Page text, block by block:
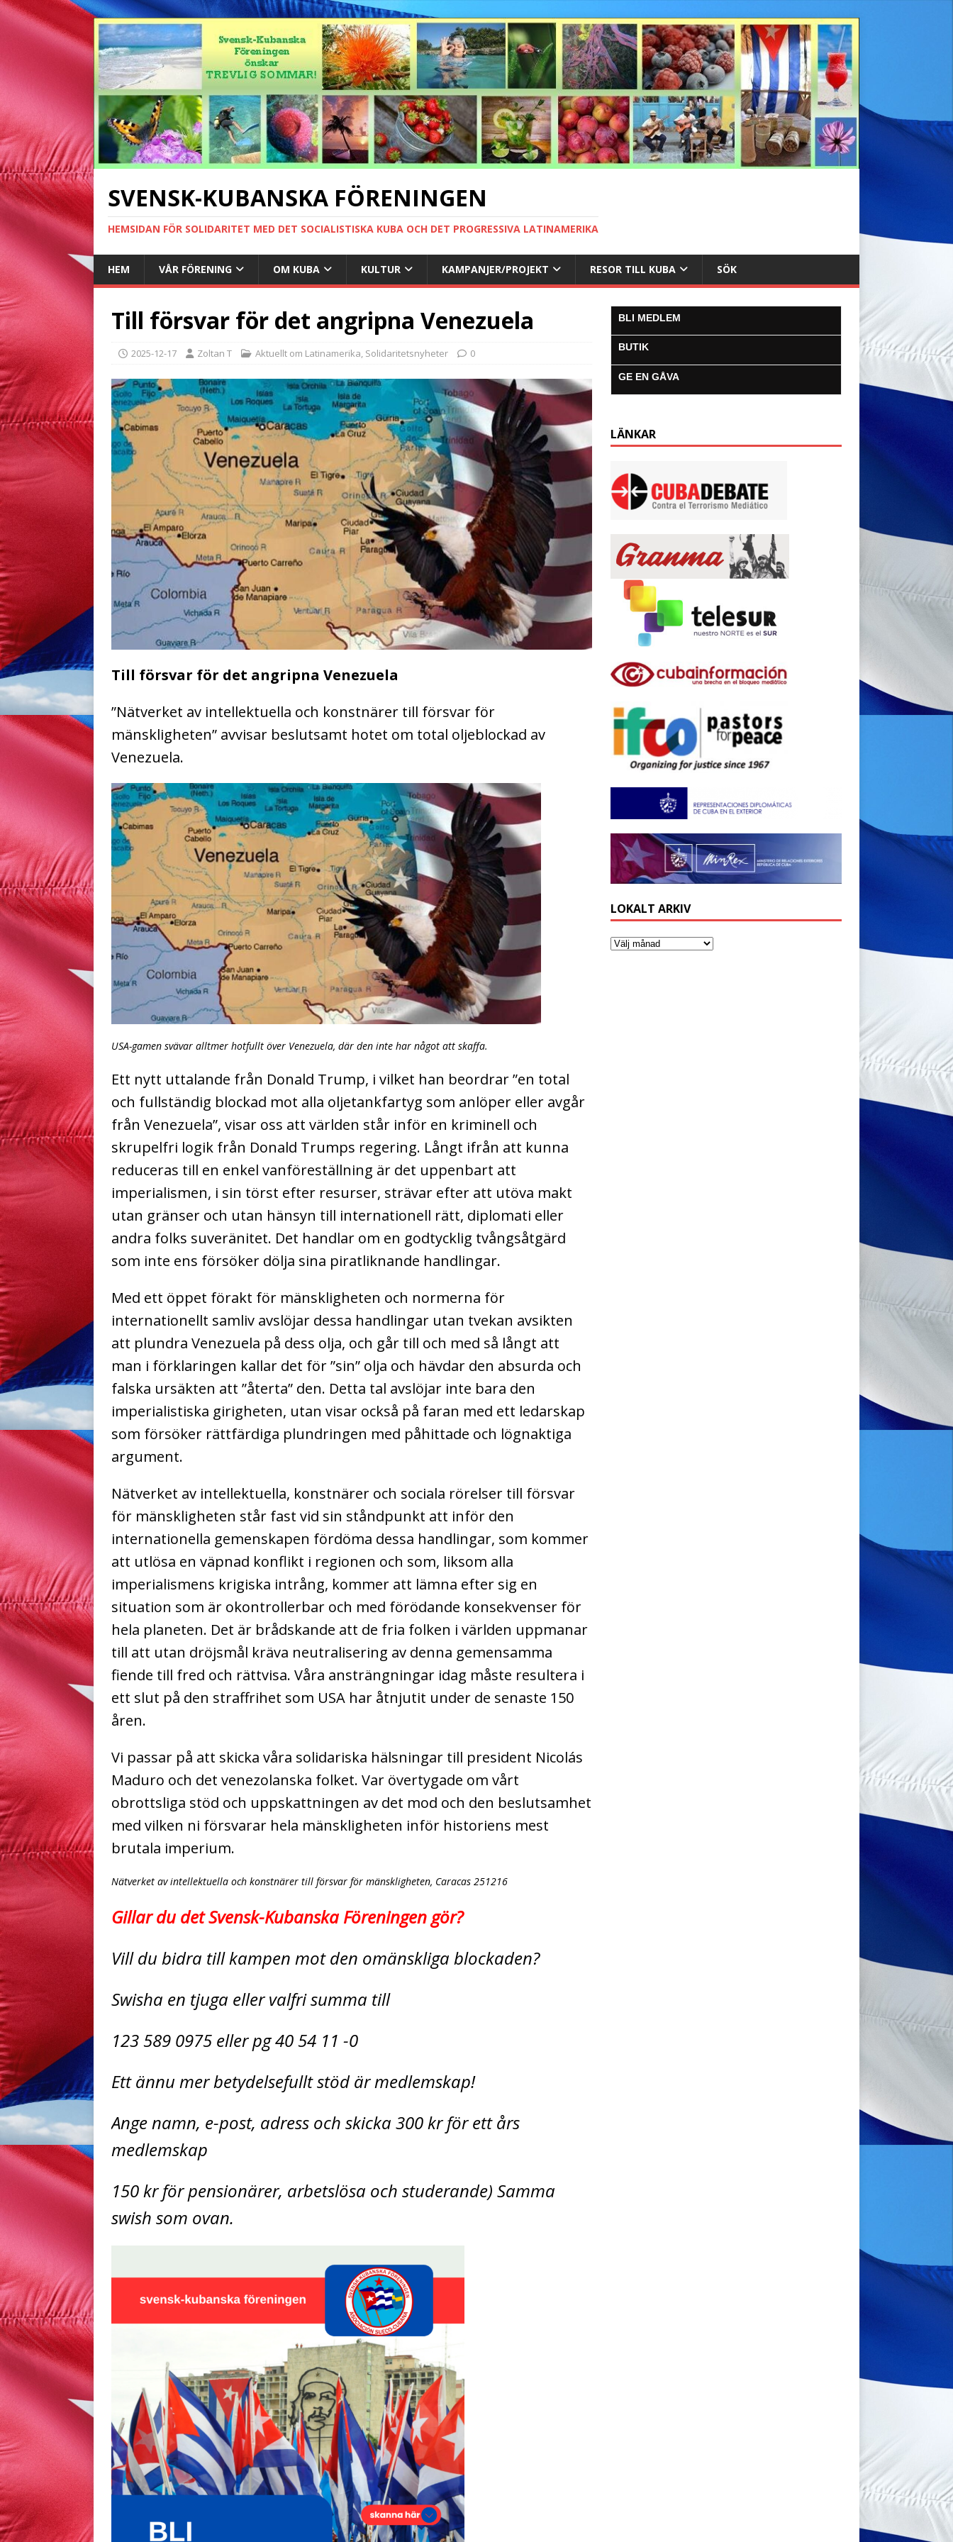
SVENSK-KUBANSKA FÖRENINGEN
HEMSIDAN FÖR SOLIDARITET MED DET SOCIALISTISKA KUBA OCH DET PROGRESSIVA LATINAMERIKA
HEM VÅR FÖRENING OM KUBA KULTUR KAMPANJER/PROJEKT RESOR TILL KUBA SÖK
Till försvar för det angripna Venezuela
2025-12-17 Zoltan T Aktuellt om Latinamerika, Solidaritetsnyheter 0
Till försvar för det angripna Venezuela
”Nätverket av intellektuella och konstnärer till försvar för
mänskligheten” avvisar beslutsamt hotet om total oljeblockad av
Venezuela.
USA-gamen svävar alltmer hotfullt över Venezuela, där den inte har något att skaffa.
Ett nytt uttalande från Donald Trump, i vilket han beordrar ”en total
och fullständig blockad mot alla oljetankfartyg som anlöper eller avgår
från Venezuela”, visar oss att världen står inför en kriminell och
skrupelfri logik från Donald Trumps regering. Långt ifrån att kunna
reduceras till en enkel vanföreställning är det uppenbart att
imperialismen, i sin törst efter resurser, strävar efter att utöva makt
utan gränser och utan hänsyn till internationell rätt, diplomati eller
andra folks suveränitet. Det handlar om en godtycklig tvångsåtgärd
som inte ens försöker dölja sina piratliknande handlingar.
Med ett öppet förakt för mänskligheten och normerna för
internationellt samliv avslöjar dessa handlingar utan tvekan avsikten
att plundra Venezuela på dess olja, och går till och med så långt att
man i förklaringen kallar det för ”sin” olja och hävdar den absurda och
falska ursäkten att ”återta” den. Detta tal avslöjar inte bara den
imperialistiska girigheten, utan visar också på faran med ett ledarskap
som försöker rättfärdiga plundringen med påhittade och lögnaktiga
argument.
Nätverket av intellektuella, konstnärer och sociala rörelser till försvar
för mänskligheten står fast vid sin ståndpunkt att inför den
internationella gemenskapen fördöma dessa handlingar, som kommer
att utlösa en väpnad konflikt i regionen och som, liksom alla
imperialismens krigiska intrång, kommer att lämna efter sig en
situation som är okontrollerbar och med förödande konsekvenser för
hela planeten. Det är brådskande att de fria folken i världen uppmanar
till att utan dröjsmål kräva neutralisering av denna gemensamma
fiende till fred och rättvisa. Våra ansträngningar idag måste resultera i
ett slut på den straffrihet som USA har åtnjutit under de senaste 150
åren.
Vi passar på att skicka våra solidariska hälsningar till president Nicolás
Maduro och det venezolanska folket. Var övertygade om vårt
obrottsliga stöd och uppskattningen av det mod och den beslutsamhet
med vilken ni försvarar hela mänskligheten inför historiens mest
brutala imperium.
Nätverket av intellektuella och konstnärer till försvar för mänskligheten, Caracas 251216
Gillar du det Svensk-Kubanska Föreningen gör?
Vill du bidra till kampen mot den omänskliga blockaden?
Swisha en tjuga eller valfri summa till
123 589 0975 eller pg 40 54 11 -0
Ett ännu mer betydelsefullt stöd är medlemskap!
Ange namn, e-post, adress och skicka 300 kr för ett års
medlemskap
150 kr för pensionärer, arbetslösa och studerande) Samma
swish som ovan.
BLI MEDLEM
BUTIK
GE EN GÅVA
LÄNKAR
LOKALT ARKIV